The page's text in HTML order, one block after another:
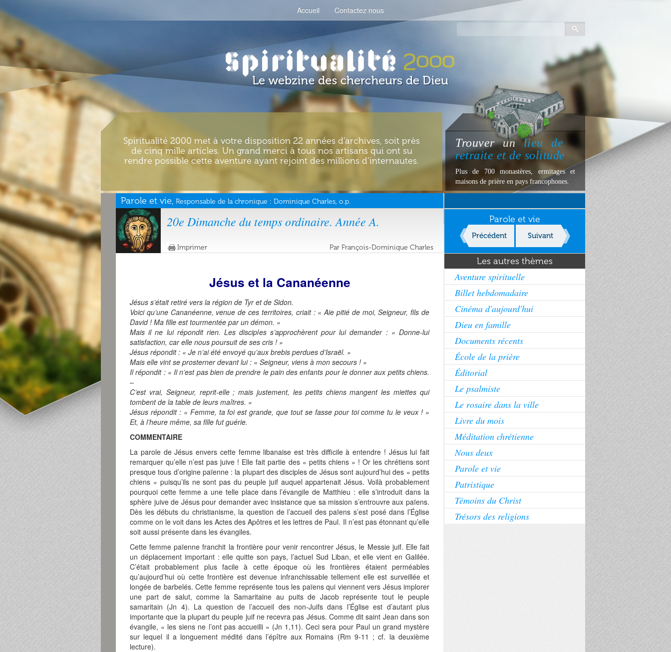
Accueil Contactez nous
Spiritualité 2000 met à votre disposition 22 années d’archives, soit près
de cinq mille articles. Un grand merci à tous nos artisans qui ont su
rendre possible cette aventure ayant rejoint des millions d’internautes.
Trouver un lieu
de
retraite et de solitude
Plus de 700 monastères, ermitages et
maisons de prière en pays francophones.
Parole et vie, Responsable de la chronique : Dominique Charles, o.p.
20e Dimanche du temps ordinaire. Année A.
Imprimer Par François-Dominique Charles
Jésus et la Cananéenne
Jésus s’était retiré vers la région de Tyr et de Sidon.
Voici qu’une Cananéenne, venue de ces territoires, criait : « Aie pitié de moi, Seigneur, fils de
David ! Ma fille est tourmentée par un démon. »
Mais il ne lui répondit rien. Les disciples s’approchèrent pour lui demander : « Donne-lui
satisfaction, car elle nous poursuit de ses cris ! »
Jésus répondit : « Je n’ai été envoyé qu’aux brebis perdues d’Israël. »
Mais elle vint se prosterner devant lui : « Seigneur, viens à mon secours ! »
Il répondit : « Il n’est pas bien de prendre le pain des enfants pour le donner aux petits chiens.
–
C’est vrai, Seigneur, reprit-elle ; mais justement, les petits chiens mangent les miettes qui
tombent de la table de leurs maîtres. »
Jésus répondit : « Femme, ta foi est grande, que tout se fasse pour toi comme tu le veux ! »
Et, à l’heure même, sa fille fut guérie.
COMMENTAIRE
La parole de Jésus envers cette femme libanaise est très difficile à entendre ! Jésus lui fait
remarquer qu’elle n’est pas juive ! Elle fait partie des « petits chiens » ! Or les chrétiens sont
presque tous d’origine païenne : la plupart des disciples de Jésus sont aujourd’hui des « petits
chiens » puisqu’ils ne sont pas du peuple juif auquel appartenait Jésus. Voilà probablement
pourquoi cette femme a une telle place dans l’évangile de Matthieu : elle s’introduit dans la
sphère juive de Jésus pour demander avec insistance que sa mission s’entrouvre aux païens.
Dès les débuts du christianisme, la question de l’accueil des païens s’est posé dans l’Église
comme on le voit dans les Actes des Apôtres et les lettres de Paul. Il n’est pas étonnant qu’elle
soit aussi présente dans les évangiles.
Cette femme païenne franchit la frontière pour venir rencontrer Jésus, le Messie juif. Elle fait
un déplacement important : elle quitte son pays, l’actuel Sud Liban, et elle vient en Galilée.
C’était probablement plus facile à cette époque où les frontières étaient perméables
qu’aujourd’hui où cette frontière est devenue infranchissable tellement elle est surveillée et
longée de barbelés. Cette femme représente tous les païens qui viennent vers Jésus implorer
une part de salut, comme la Samaritaine au puits de Jacob représente tout le peuple
samaritain (Jn 4). La question de l’accueil des non-Juifs dans l’Église est d’autant plus
importante que la plupart du peuple juif ne recevra pas Jésus. Comme dit saint Jean dans son
évangile, « les siens ne l’ont pas accueilli » (Jn 1,11). Ceci sera pour Paul un grand mystère
sur lequel il a longuement médité dans l’épître aux Romains (Rm 9-11 ; cf. la deuxième
lecture).
Parole et vie
Précédent Suivant
Les autres thèmes
Aventure spirituelle
Billet hebdomadaire
Cinéma d'aujourd'hui
Dieu en famille
Documents récents
École de la prière
Éditorial
Le psalmiste
Le rosaire dans la ville
Livre du mois
Méditation chrétienne
Nous deux
Parole et vie
Patristique
Témoins du Christ
Trésors des religions